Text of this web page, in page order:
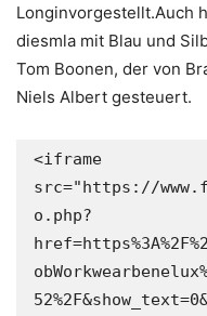
Longinvorgestellt.Auch
diesmla mit Blau und
Tom Boonen, der von
Niels Albert gesteuert.
<iframe
src="https://
o.php?